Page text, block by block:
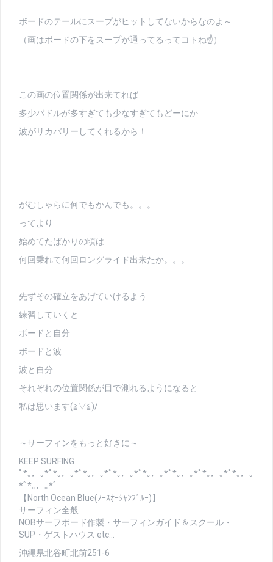
ボードのテールにスープがヒットしてないからなのよ～
（画はボードの下をスープが通ってるってコトね☝）
この画の位置関係が出来てれば
多少パドルが多すぎても少なすぎてもどーにか
波がリカバリーしてくれるから！
がむしゃらに何でもかんでも。。。
ってより
始めてたばかりの頃は
何回乗れて何回ロングライド出来たか。。。
先ずその確立をあげていけるよう
練習していくと
ボードと自分
ボードと波
波と自分
それぞれの位置関係が目で測れるようになると
私は思います(≧▽≦)/
～サーフィンをもっと好きに～
KEEP SURFING
ﾟ*｡，｡*ﾟ*｡，｡*ﾟ*｡，｡*ﾟ*｡，｡*ﾟ*｡，｡*ﾟ*｡，｡*ﾟ*｡，｡*ﾟ*｡，｡
*ﾟ*｡，｡*ﾟ
【North Ocean Blue(ﾉｰｽｵｰｼｬﾝﾌﾞﾙｰ)】
サーフィン全般
NOBサーフボード作製・サーフィンガイド＆スクール・
SUP・ゲストハウス etc…
沖縄県北谷町北前251-6